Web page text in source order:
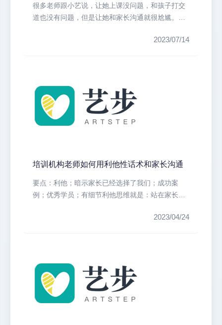
很多老师跟小艺说，让她上课没问题，和孩子打交
道也没有问题，但是让她和家长沟通就很尬尴。沟
2023/07/14
培训机构老师如何用利他性话术和家长沟通
要点：利他；暗示家长已经选择了我们；成功案
例；优秀学员；有细节利他思维就是：站在家长的
2023/04/24